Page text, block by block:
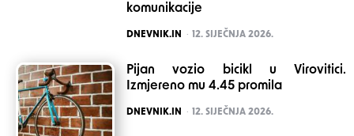
komunikacije
POSTED
DNEVNIK.IN 12. SIJEČNJA 2026.
Pijan vozio bicikl u Virovitici.
Izmjereno mu 4.45 promila
POSTED
DNEVNIK.IN 12. SIJEČNJA 2026.